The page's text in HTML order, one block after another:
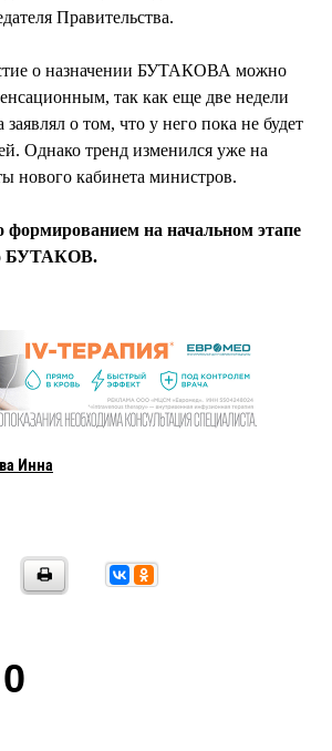
Правительства.
о назначении БУТАКОВА можно
так как еще две недели
заявлял о том, что у него пока не будет
Однако тренд изменился уже на
нового кабинета министров.
формированием на начальном этапе
БУТАКОВ.
Инна
0